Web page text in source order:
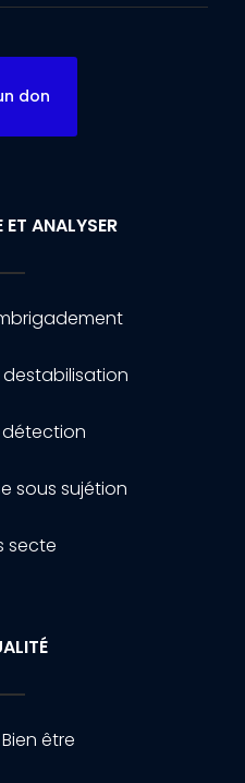
don
ANALYSER
détection
sous sujétion
secte
être